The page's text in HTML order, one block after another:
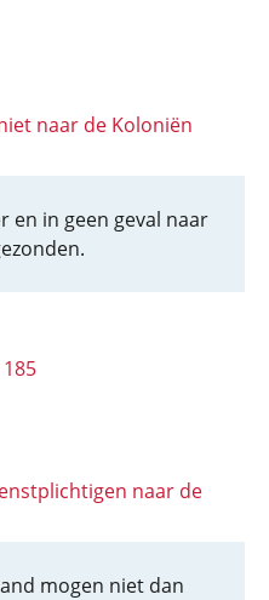
naar de Koloniën
en in geen geval naar
naar de
mogen niet dan